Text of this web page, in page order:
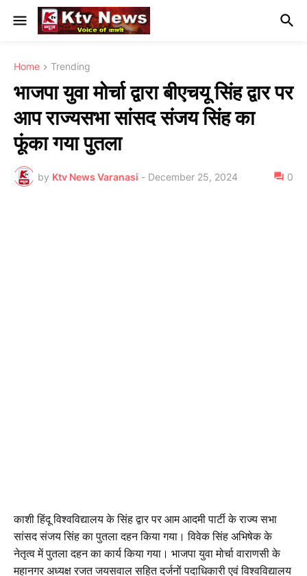
Home Trending
भाजपा युवा मोर्चा द्वारा बीएचयू सिंह द्वार पर
आप राज्यसभा सांसद संजय सिंह का
फूंका गया पुतला
by Ktv News Varanasi - December 25, 2024 0
काशी हिंदू विश्वविद्यालय के सिंह द्वार पर आम आदमी पार्टी के राज्य सभा
सांसद संजय सिंह का पुतला दहन किया गया। विवेक सिंह अभिषेक के
नेतृत्व में पुतला दहन का कार्य किया गया। भाजपा युवा मोर्चा वाराणसी के
महानगर अध्यक्ष रजत जयसवाल सहित दर्जनों पदाधिकारी एवं विश्वविद्यालय